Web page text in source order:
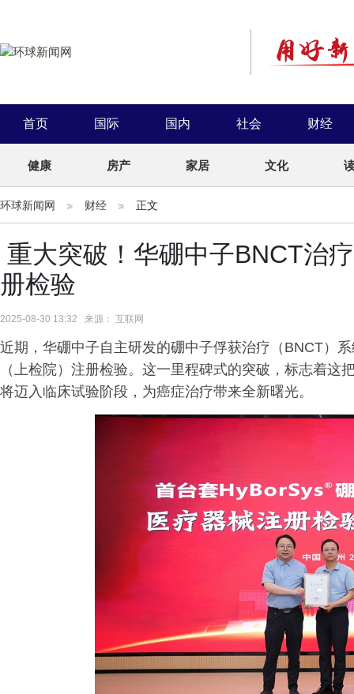
首页 国际 国内 社会 财经
健康 房产 家居 文化
环球新闻网 财经 正文
重大突破！华硼中子BNCT治
册检验
2025-08-30 13:32 来源： 互联网
近期，华硼中子自主研发的硼中子俘获治疗（BNCT）系
（上检院）注册检验。这一里程碑式的突破，标志着这
将迈入临床试验阶段，为癌症治疗带来全新曙光。